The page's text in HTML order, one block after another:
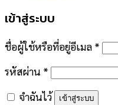
เข้าสู่ระบบ
ชื่อผู้ใช้หรือที่อยู่อีเมล *
รหัสผ่าน *
จำฉันไว้
เข้าสู่ระบบ